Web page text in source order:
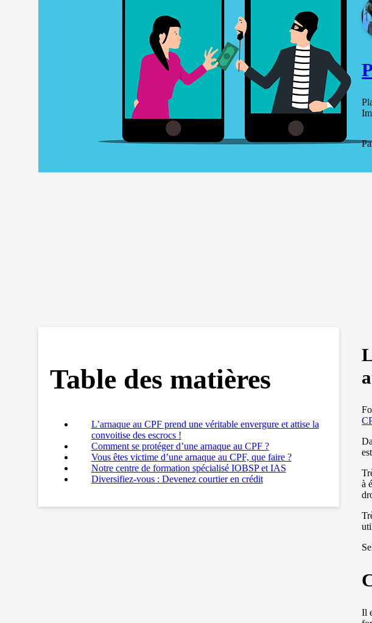
à
Il
Table des matières
L’arnaque au CPF prend une véritable envergure et attise la
convoitise des escrocs !
Comment se protéger d’une arnaque au CPF ?
Vous êtes victime d’une arnaque au CPF, que faire ?
Notre centre de formation spécialisé IOBSP et IAS
Diversifiez-vous : Devenez courtier en crédit